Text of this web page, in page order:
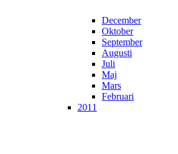
December
Oktober
September
Augusti
Juli
Maj
Mars
Februari
2011